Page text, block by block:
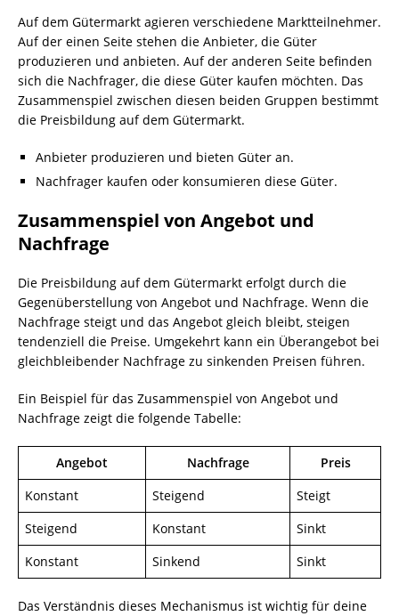
Auf dem Gütermarkt agieren verschiedene Marktteilnehmer.
Auf der einen Seite stehen die Anbieter, die Güter
produzieren und anbieten. Auf der anderen Seite befinden
sich die Nachfrager, die diese Güter kaufen möchten. Das
Zusammenspiel zwischen diesen beiden Gruppen bestimmt
die Preisbildung auf dem Gütermarkt.
Anbieter produzieren und bieten Güter an.
Nachfrager kaufen oder konsumieren diese Güter.
Zusammenspiel von Angebot und
Nachfrage
Die Preisbildung auf dem Gütermarkt erfolgt durch die
Gegenüberstellung von Angebot und Nachfrage. Wenn die
Nachfrage steigt und das Angebot gleich bleibt, steigen
tendenziell die Preise. Umgekehrt kann ein Überangebot bei
gleichbleibender Nachfrage zu sinkenden Preisen führen.
Ein Beispiel für das Zusammenspiel von Angebot und
Nachfrage zeigt die folgende Tabelle:
Angebot Nachfrage
Preis
Konstant
Steigend
Steigt
Steigend
Konstant
Sinkt
Konstant
Sinkend Sinkt
Das Verständnis dieses Mechanismus ist wichtig für deine